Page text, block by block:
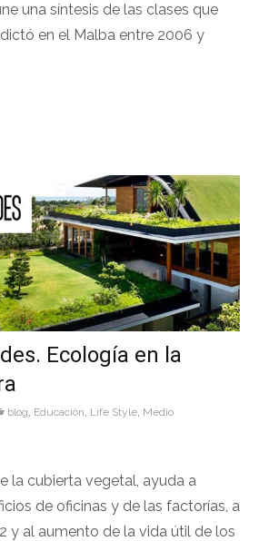
una síntesis de las clases que
en el Malba entre 2006 y
Ecología en la
blog, Educaciòn, Life Style, Medio
la cubierta vegetal, ayuda a
de oficinas y de las factorías, a
y al aumento de la vida útil de los